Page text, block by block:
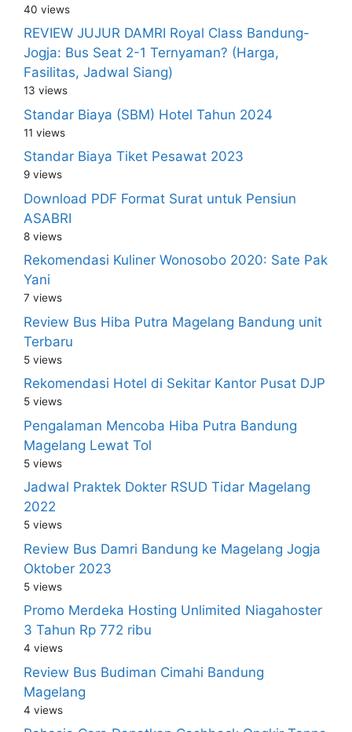
40 views
REVIEW JUJUR DAMRI Royal Class Bandung-
Jogja: Bus Seat 2-1 Ternyaman? (Harga,
Fasilitas, Jadwal Siang)
13 views
Standar Biaya (SBM) Hotel Tahun 2024
11 views
Standar Biaya Tiket Pesawat 2023
9 views
Download PDF Format Surat untuk Pensiun
ASABRI
8 views
Rekomendasi Kuliner Wonosobo 2020: Sate Pak
Yani
7 views
Review Bus Hiba Putra Magelang Bandung unit
Terbaru
5 views
Rekomendasi Hotel di Sekitar Kantor Pusat DJP
5 views
Pengalaman Mencoba Hiba Putra Bandung
Magelang Lewat Tol
5 views
Jadwal Praktek Dokter RSUD Tidar Magelang
2022
5 views
Review Bus Damri Bandung ke Magelang Jogja
Oktober 2023
5 views
Promo Merdeka Hosting Unlimited Niagahoster
3 Tahun Rp 772 ribu
4 views
Review Bus Budiman Cimahi Bandung
Magelang
4 views